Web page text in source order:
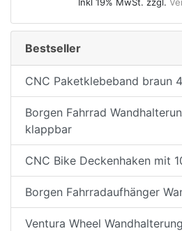
Bestseller
CNC Paketklebeband braun
Borgen Fahrrad
klappbar
CNC Bike Deckenhaken mit
Borgen Fahrradaufhänger
Ventura Wheel Wandhalterung